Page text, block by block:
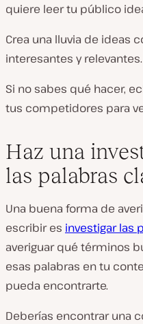
quiere leer tu público
Crea una lluvia de ideas
interesantes y relevantes.
Si no sabes qué hacer,
tus competidores para
Haz una
las palabras
Una buena forma de
escribir es investigar las
averiguar qué términos
esas palabras en tu
pueda encontrarte.
Deberías encontrar una